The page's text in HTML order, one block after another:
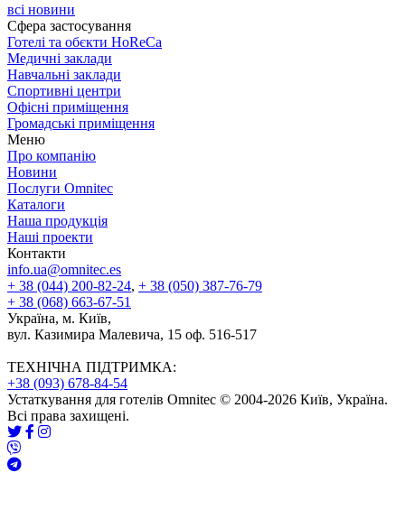
всі новини
Сфера застосування
Готелі та обєкти HoReCa
Медичні заклади
Навчальні заклади
Спортивні центри
Офісні приміщення
Громадські приміщення
Меню
Про компанію
Новини
Послуги Omnitec
Каталоги
Наша продукція
Наші проекти
Контакти
info.ua@omnitec.es
+ 38 (044) 200-82-24, + 38 (050) 387-76-79
+ 38 (068) 663-67-51
Україна, м. Київ,
вул. Казимира Малевича, 15 оф. 516-517
ТЕХНІЧНА ПІДТРИМКА:
+38 (093) 678-84-54
Устаткування для готелів Omnitec © 2004-2026 Київ, Україна.
Всі права захищені.